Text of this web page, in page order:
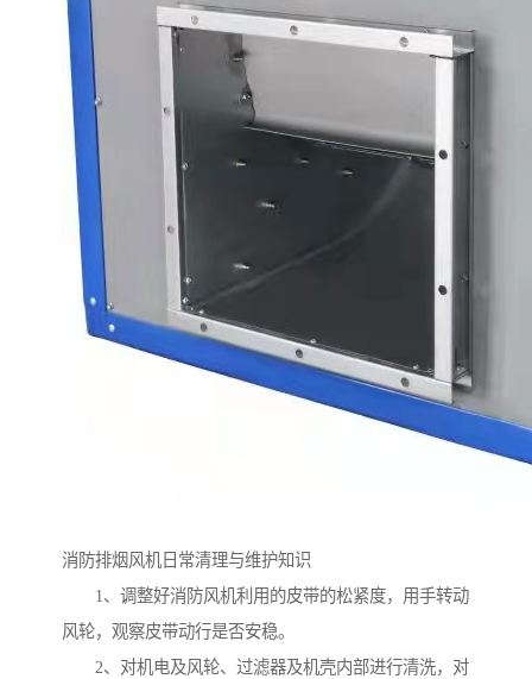
消防排烟风机日常清理与维护知识
1、调整好消防风机利用的皮带的松紧度，用手转动
风轮，观察皮带动行是否安稳。
2、对机电及风轮、过滤器及机壳内部进行清洗，对